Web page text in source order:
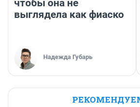
чтобы она не
выглядела как фиаско
Надежда Губарь